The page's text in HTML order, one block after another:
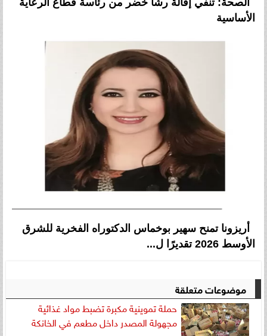
الأساسية
أريزونا تمنح سهير بوخماس الدكتوراه الفخرية للشرق
الأوسط 2026 تقديرًا ل...
موضوعات متعلقة
حملة تموينية مكبرة تضبط مواد غذائية
مجهولة المصدر داخل مطعم في الخانكة